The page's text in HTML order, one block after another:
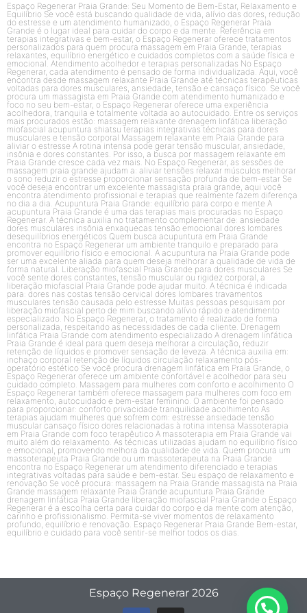
Espaço Regenerar Praia Grande: Seu Momento de Bem-Estar, Relaxamento e
Equilíbrio Se você está buscando qualidade de vida, alívio das dores, redução
do estresse e um atendimento humanizado, o Espaço Regenerar Praia
Grande é o lugar ideal para cuidar do corpo e da mente. Referência em
terapias integrativas e bem-estar, o Espaço Regenerar oferece tratamentos
personalizados para quem procura massagem em Praia Grande, terapias
relaxantes, equilíbrio energético e cuidados completos com a saúde física e
emocional. Atendimento acolhedor e terapias personalizadas No Espaço
Regenerar, cada atendimento é pensado de forma individualizada. Aqui, você
encontra desde massagem relaxante Praia Grande até técnicas terapêuticas
voltadas para dores musculares, ansiedade, tensão e cansaço físico. Se você
procura um massagista em Praia Grande com atendimento humanizado e
foco no seu bem-estar, o Espaço Regenerar oferece uma experiência
acolhedora, tranquila e totalmente voltada ao autocuidado. Entre os serviços
mais procurados estão: massagem relaxante drenagem linfática liberação
miofascial acupuntura shiatsu terapias integrativas técnicas para dores
musculares e tensão corporal Massagem relaxante em Praia Grande para
aliviar o estresse A rotina intensa pode gerar tensão muscular, ansiedade,
insônia e dores constantes. Por isso, a busca por massagem relaxante em
Praia Grande cresce cada vez mais. No Espaço Regenerar, as sessões de
massagem praia grande ajudam a: aliviar tensões relaxar músculos melhorar
o sono reduzir o estresse proporcionar sensação profunda de bem-estar Se
você deseja encontrar um excelente massagista praia grande, aqui você
encontra atendimento profissional e terapias que realmente fazem diferença
no dia a dia. Acupuntura Praia Grande: equilíbrio para corpo e mente A
acupuntura Praia Grande é uma das terapias mais procuradas no Espaço
Regenerar. A técnica auxilia no tratamento complementar de: ansiedade
dores musculares insônia enxaquecas tensão emocional dores lombares
desequilíbrios energéticos Quem busca acupuntura em Praia Grande
encontra no Espaço Regenerar um ambiente tranquilo e preparado para
promover equilíbrio físico e emocional. A acupuntura na Praia Grande pode
ser uma excelente aliada para quem deseja melhorar a qualidade de vida de
forma natural. Liberação miofascial Praia Grande para dores musculares Se
você sente dores constantes, tensão muscular ou rigidez corporal, a
liberação miofascial Praia Grande pode ajudar muito. A técnica é indicada
para: dores nas costas tensão cervical dores lombares travamentos
musculares tensão causada pelo estresse Muitas pessoas pesquisam por
liberação miofascial perto de mim buscando alívio rápido e atendimento
especializado. No Espaço Regenerar, o tratamento é realizado de forma
personalizada, respeitando as necessidades de cada cliente. Drenagem
linfática Praia Grande com atendimento especializado A drenagem linfática
Praia Grande é ideal para quem deseja melhorar a circulação, reduzir
retenção de líquidos e promover sensação de leveza. A técnica auxilia em:
inchaço corporal retenção de líquidos circulação relaxamento pós-
operatório estético Se você procura drenagem linfática em Praia Grande, o
Espaço Regenerar oferece um ambiente confortável e acolhedor para seu
cuidado completo. Massagem para mulheres com conforto e acolhimento O
Espaço Regenerar também oferece massagem para mulheres com foco em
relaxamento, autocuidado e bem-estar feminino. O ambiente foi pensado
para proporcionar: conforto privacidade tranquilidade acolhimento As
terapias ajudam mulheres que sofrem com: estresse ansiedade tensão
muscular cansaço físico dores relacionadas à rotina intensa Massoterapia
em Praia Grande com foco terapêutico A massoterapia em Praia Grande vai
muito além do relaxamento. As técnicas utilizadas ajudam no equilíbrio físico
e emocional, promovendo melhora da qualidade de vida. Quem procura um
massoterapeuta Praia Grande ou um massoterapeuta na Praia Grande
encontra no Espaço Regenerar um atendimento diferenciado e terapias
integrativas voltadas para saúde e bem-estar. Seu espaço de relaxamento e
renovação Se você procura: massagem na Praia Grande massagista na Praia
Grande massagem relaxante Praia Grande acupuntura Praia Grande
drenagem linfática Praia Grande liberação miofascial Praia Grande o Espaço
Regenerar é a escolha certa para cuidar do corpo e da mente com atenção,
carinho e profissionalismo. Permita-se viver momentos de relaxamento
profundo, equilíbrio e renovação. Espaço Regenerar Praia Grande Bem-estar,
equilíbrio e cuidado para você sentir-se melhor todos os dias.
Espaço Regenerar 2026